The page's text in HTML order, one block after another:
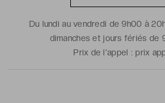
Du lundi au vendredi de 9h00 à
dimanches et jours fériés de
Prix de l'appel :prix